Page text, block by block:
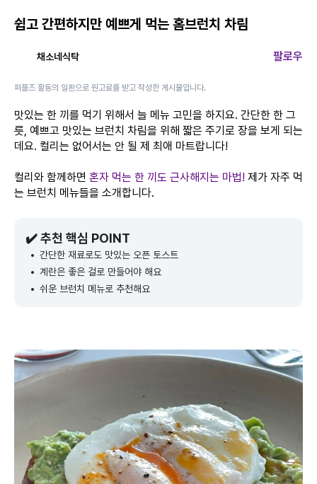
쉽고 간편하지만 예쁘게 먹는 홈브런치 차림
채소네식탁 팔로우
퍼플즈 활동의 일환으로 원고료를 받고 작성한 게시물입니다.
맛있는 한 끼를 먹기 위해서 늘 메뉴 고민을 하지요. 간단한 한 그
릇, 예쁘고 맛있는 브런치 차림을 위해 짧은 주기로 장을 보게 되는
데요. 컬리는 없어서는 안 될 제 최애 마트랍니다!
컬리와 함께하면 혼자 먹는 한 끼도 근사해지는 마법! 제가 자주 먹
는 브런치 메뉴들을 소개합니다.
✔️ 추천 핵심 POINT
간단한 재료로도 맛있는 오픈 토스트
계란은 좋은 걸로 만들어야 해요
쉬운 브런치 메뉴로 추천해요